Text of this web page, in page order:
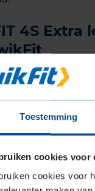
Toestemming
cookies voor
cookies voor
4S Extra
FIT 4S Extra load
over de maat
deze